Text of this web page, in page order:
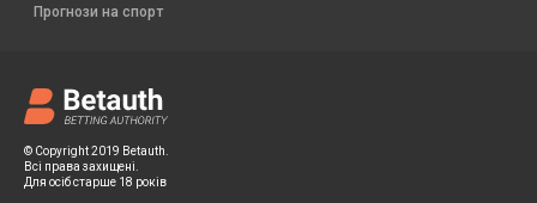
© Copyright 2019 Betauth.
Всі права захищені.
Для осіб старше 18 років
Прогнози на спорт